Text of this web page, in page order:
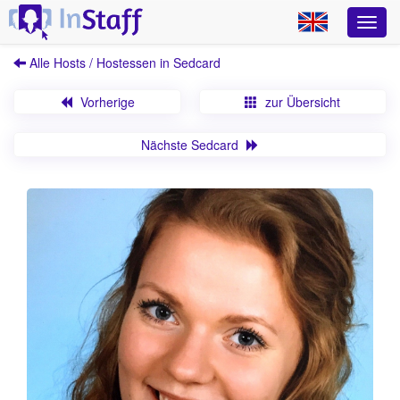
Alle Hosts / Hostessen in Sedcard
Vorherige zur Übersicht
Nächste Sedcard